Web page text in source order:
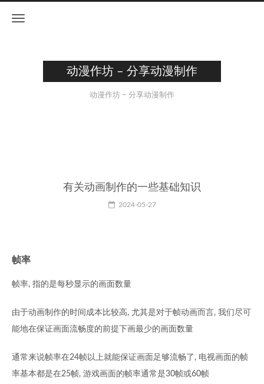
动漫作坊 – 分享动漫制作
动漫作坊 – 分享动漫制作
有关动画制作的一些基础知识
2024-05-27
帧率
帧率, 指的是每秒显示的画面数量
由于动画制作的时间成本比较高, 尤其是对于帧动画而言, 我们尽可
能地在保证画面流畅度的前提下画最少的画面数量
通常来说帧率在24帧以上就能保证画面足够流畅了, 电视画面的帧
率基本都是在25帧, 游戏画面的帧率通常是30帧或60帧